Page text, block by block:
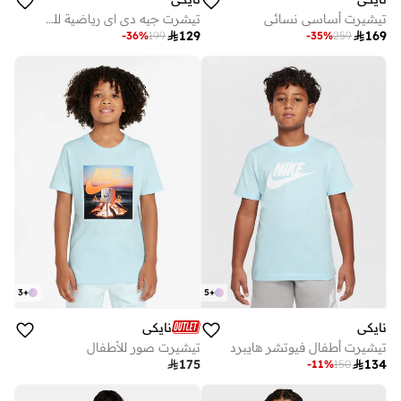
تيشيرت أساسي نسائي
169
259
-35%
تيشرت جيه دي اي رياضية للرجال
129
199
-36%
+
5
نايكي
تيشيرت أطفال فيوتشر هايبرد
134
150
-11%
+
3
نايكي
تيشيرت صور للأطفال
175